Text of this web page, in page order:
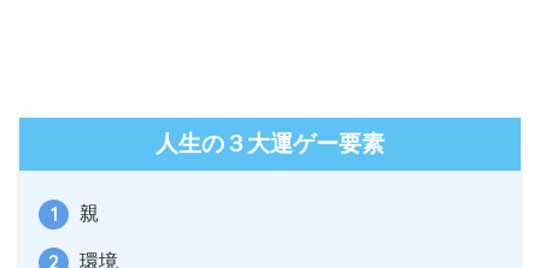
人生の３大運ゲー要素
親
環境